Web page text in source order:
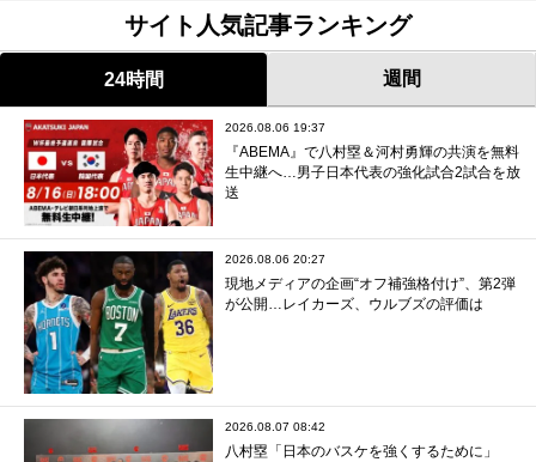
サイト人気記事ランキング
24時間 週間
2026.08.06 19:37
『ABEMA』で八村塁＆河村勇輝の共演を無料
生中継へ…男子日本代表の強化試合2試合を放
送
2026.08.06 20:27
現地メディアの企画“オフ補強格付け”、第2弾
が公開…レイカーズ、ウルブズの評価は
2026.08.07 08:42
八村塁「日本のバスケを強くするために」